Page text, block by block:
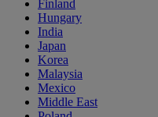
Finland
Hungary
India
Japan
Korea
Malaysia
Mexico
Middle East